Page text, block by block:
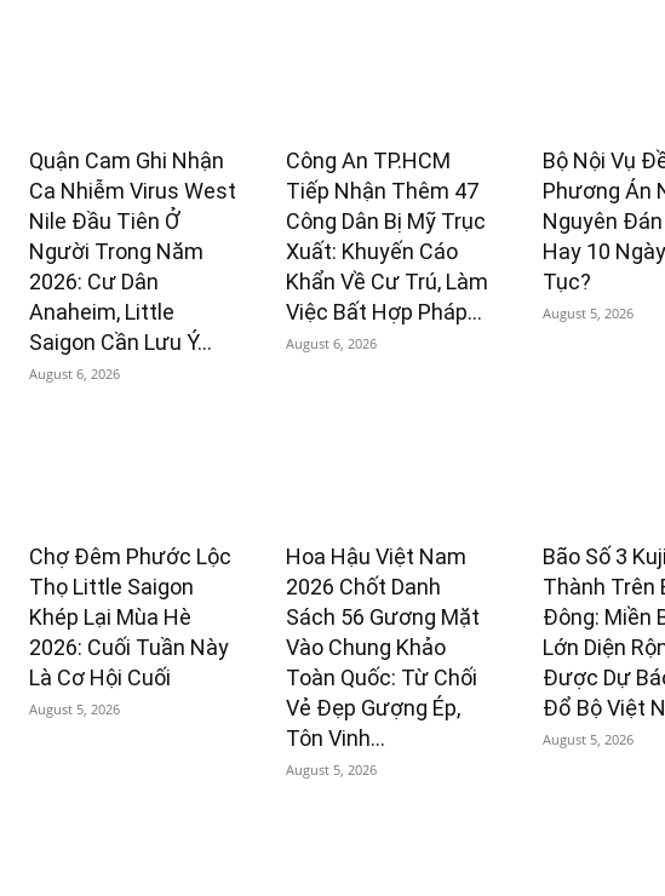
Quận Cam Ghi Nhận
Ca Nhiễm Virus West
Nile Đầu Tiên Ở
Người Trong Năm
2026: Cư Dân
Anaheim, Little
Saigon Cần Lưu Ý...
August 6, 2026
Công An TP.HCM
Tiếp Nhận Thêm 47
Công Dân Bị Mỹ Trục
Xuất: Khuyến Cáo
Khẩn Về Cư Trú, Làm
Việc Bất Hợp Pháp...
August 6, 2026
Bộ Nội Vụ
Phương Án
Nguyên
Hay 10
Tục?
August 5, 2026
Chợ Đêm Phước Lộc
Thọ Little Saigon
Khép Lại Mùa Hè
2026: Cuối Tuần Này
Là Cơ Hội Cuối
August 5, 2026
Hoa Hậu Việt Nam
2026 Chốt Danh
Sách 56 Gương Mặt
Vào Chung Khảo
Toàn Quốc: Từ Chối
Vẻ Đẹp Gượng Ép,
Tôn Vinh...
August 5, 2026
Bão Số 3
Thành Trên
Đông: Miền
Lớn Diện
Được Dự
Đổ Bộ Việt
August 5, 2026